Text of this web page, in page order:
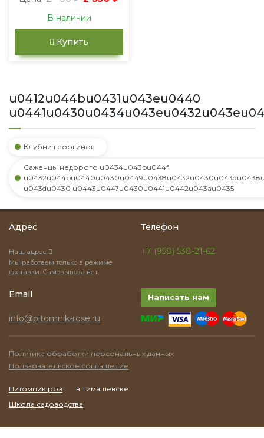
В наличии
Купить
u0412u044bu0431u043eu0440
Клубни георгинов
Саженцы недорого u0434u043bu044f
u043du0430 u0443u0447u0430u0441u0442u043au0435
Адрес
Наш адрес
Мы работаем только в режиме
доставки. Самовывоза нет.
Телефон
+7 (958) 538-21-62
Email
info@pitomnik-rose.ru
Написать нам
Политика обработки персональных данных ·
Пользовательское соглашение
Питомник роз
в Тимашевске
Школа садоводства